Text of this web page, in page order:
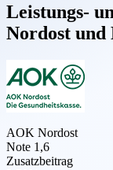
Leistungs-
Nordost und
AOK Nordost
Note 1,6
Zusatzbeitrag